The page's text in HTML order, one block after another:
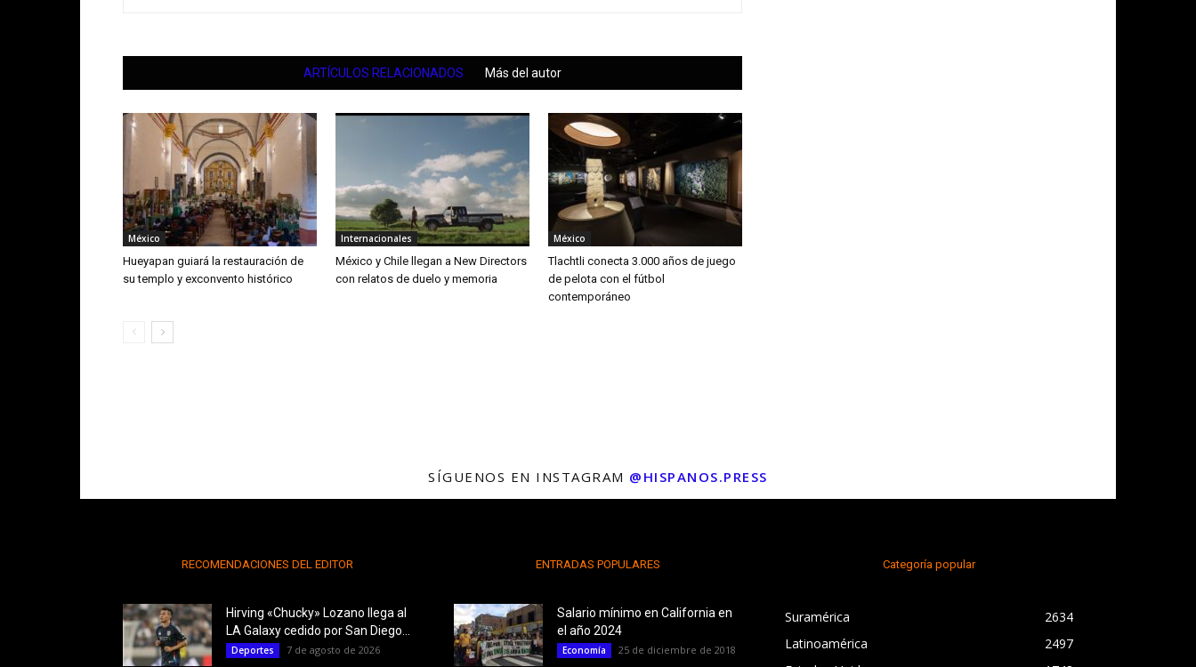
ARTÍCULOS RELACIONADOS Más del autor
México
Hueyapan guiará la restauración de
su templo y exconvento histórico
Internacionales
México y Chile llegan a New Directors
con relatos de duelo y memoria
México
Tlachtli conecta 3.000 años de juego
de pelota con el fútbol
contemporáneo
SÍGUENOS EN INSTAGRAM @HISPANOS.PRESS
RECOMENDACIONES DEL EDITOR
Hirving «Chucky» Lozano llega al
LA Galaxy cedido por San Diego...
Deportes 7 de agosto de 2026
ENTRADAS POPULARES
Salario mínimo en California en
el año 2024
Economía 25 de diciembre de 2018
Categoría popular
Suramérica
2634
Latinoamérica
2497